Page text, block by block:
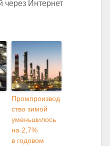
Промпроизвод
ство зимой
уменьшилось
на 2,7%
в годовом